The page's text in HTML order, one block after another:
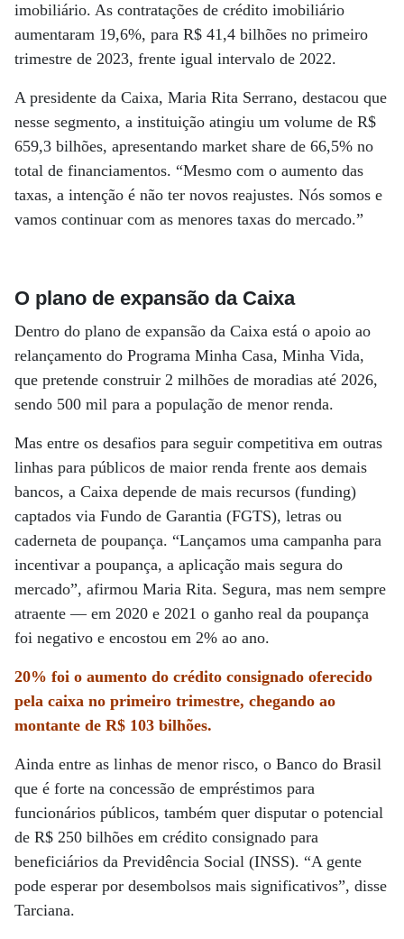
imobiliário. As contratações de crédito imobiliário
aumentaram 19,6%, para R$ 41,4 bilhões no primeiro
trimestre de 2023, frente igual intervalo de 2022.
A presidente da Caixa, Maria Rita Serrano, destacou que
nesse segmento, a instituição atingiu um volume de R$
659,3 bilhões, apresentando market share de 66,5% no
total de financiamentos. “Mesmo com o aumento das
taxas, a intenção é não ter novos reajustes. Nós somos e
vamos continuar com as menores taxas do mercado.”
O plano de expansão da Caixa
Dentro do plano de expansão da Caixa está o apoio ao
relançamento do Programa Minha Casa, Minha Vida,
que pretende construir 2 milhões de moradias até 2026,
sendo 500 mil para a população de menor renda.
Mas entre os desafios para seguir competitiva em outras
linhas para públicos de maior renda frente aos demais
bancos, a Caixa depende de mais recursos (funding)
captados via Fundo de Garantia (FGTS), letras ou
caderneta de poupança. “Lançamos uma campanha para
incentivar a poupança, a aplicação mais segura do
mercado”, afirmou Maria Rita. Segura, mas nem sempre
atraente — em 2020 e 2021 o ganho real da poupança
foi negativo e encostou em 2% ao ano.
20% foi o aumento do crédito consignado oferecido
pela caixa no primeiro trimestre, chegando ao
montante de R$ 103 bilhões.
Ainda entre as linhas de menor risco, o Banco do Brasil
que é forte na concessão de empréstimos para
funcionários públicos, também quer disputar o potencial
de R$ 250 bilhões em crédito consignado para
beneficiários da Previdência Social (INSS). “A gente
pode esperar por desembolsos mais significativos”, disse
Tarciana.